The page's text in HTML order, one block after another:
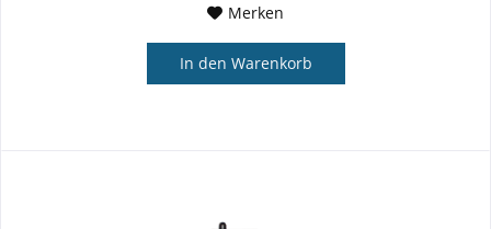
Merken
In den Warenkorb